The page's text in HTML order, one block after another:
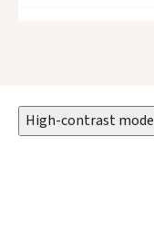
High-contrast mode